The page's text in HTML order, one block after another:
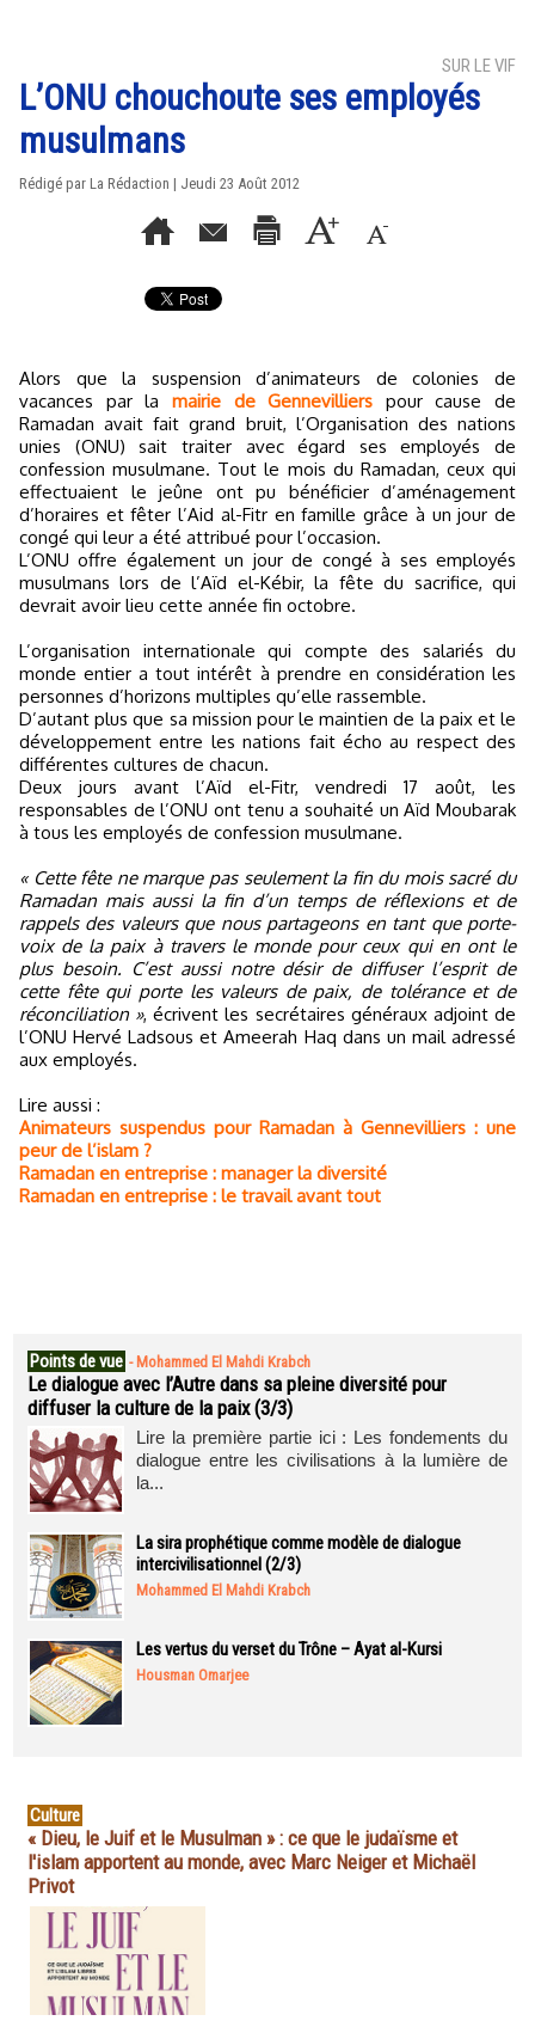
SUR LE VIF
L’ONU chouchoute ses employés
musulmans
Rédigé par La Rédaction | Jeudi 23 Août 2012
Alors que la suspension d’animateurs de colonies de
vacances par la mairie de Gennevilliers pour cause de
Ramadan avait fait grand bruit, l’Organisation des nations
unies (ONU) sait traiter avec égard ses employés de
confession musulmane. Tout le mois du Ramadan, ceux qui
effectuaient le jeûne ont pu bénéficier d’aménagement
d’horaires et fêter l’Aid al-Fitr en famille grâce à un jour de
congé qui leur a été attribué pour l’occasion.
L’ONU offre également un jour de congé à ses employés
musulmans lors de l’Aïd el-Kébir, la fête du sacrifice, qui
devrait avoir lieu cette année fin octobre.
L’organisation internationale qui compte des salariés du
monde entier a tout intérêt à prendre en considération les
personnes d’horizons multiples qu’elle rassemble.
D’autant plus que sa mission pour le maintien de la paix et le
développement entre les nations fait écho au respect des
différentes cultures de chacun.
Deux jours avant l’Aïd el-Fitr, vendredi 17 août, les
responsables de l’ONU ont tenu a souhaité un Aïd Moubarak
à tous les employés de confession musulmane.
« Cette fête ne marque pas seulement la fin du mois sacré du
Ramadan mais aussi la fin d’un temps de réflexions et de
rappels des valeurs que nous partageons en tant que porte-
voix de la paix à travers le monde pour ceux qui en ont le
plus besoin. C’est aussi notre désir de diffuser l’esprit de
cette fête qui porte les valeurs de paix, de tolérance et de
réconciliation », écrivent les secrétaires généraux adjoint de
l’ONU Hervé Ladsous et Ameerah Haq dans un mail adressé
aux employés.
Lire aussi :
Animateurs suspendus pour Ramadan à Gennevilliers : une
peur de l’islam ?
Ramadan en entreprise : manager la diversité
Ramadan en entreprise : le travail avant tout
Points de vue - Mohammed El Mahdi Krabch
Le dialogue avec l’Autre dans sa pleine diversité pour
diffuser la culture de la paix (3/3)
Lire la première partie ici : Les fondements du
dialogue entre les civilisations à la lumière de
la...
La sira prophétique comme modèle de dialogue
intercivilisationnel (2/3)
Mohammed El Mahdi Krabch
Les vertus du verset du Trône – Ayat al-Kursi
Housman Omarjee
Culture
« Dieu, le Juif et le Musulman » : ce que le judaïsme et
l'islam apportent au monde, avec Marc Neiger et Michaël
Privot